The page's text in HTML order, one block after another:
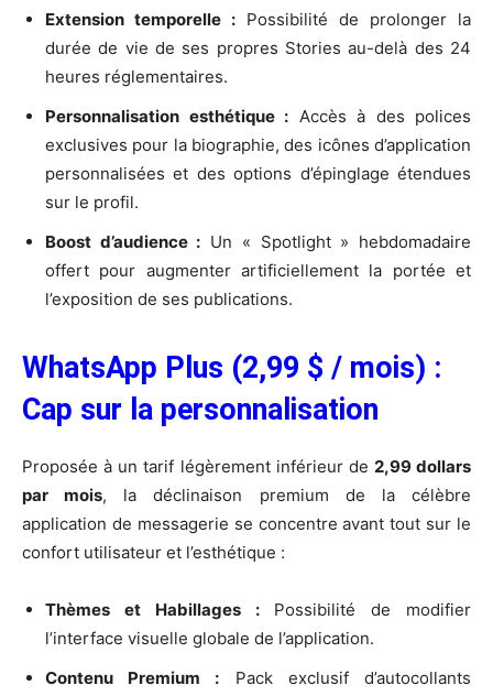
Extension temporelle : Possibilité de prolonger la
durée de vie de ses propres Stories au-delà des 24
heures réglementaires.
Personnalisation esthétique : Accès à des polices
exclusives pour la biographie, des icônes d’application
personnalisées et des options d’épinglage étendues
sur le profil.
Boost d’audience : Un « Spotlight » hebdomadaire
offert pour augmenter artificiellement la portée et
l’exposition de ses publications.
WhatsApp Plus (2,99 $ / mois) :
Cap sur la personnalisation
Proposée à un tarif légèrement inférieur de 2,99 dollars
par mois, la déclinaison premium de la célèbre
application de messagerie se concentre avant tout sur le
confort utilisateur et l’esthétique :
Thèmes et Habillages :Possibilité de modifier
l’interface visuelle globale de l’application.
Contenu Premium : Pack exclusif d’autocollants